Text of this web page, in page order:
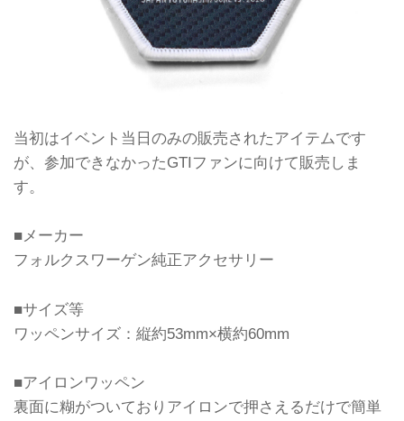
当初はイベント当日のみの販売されたアイテムです
が、参加できなかったGTIファンに向けて販売しま
す。
■メーカー
フォルクスワーゲン純正アクセサリー
■サイズ等
ワッペンサイズ：縦約53mm×横約60mm
■アイロンワッペン
裏面に糊がついておりアイロンで押さえるだけで簡単